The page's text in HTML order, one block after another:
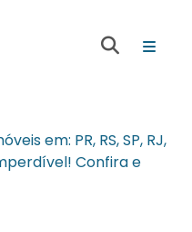
em: PR, RS, SP, RJ,
Confira e